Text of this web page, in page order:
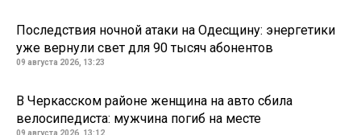
Последствия ночной атаки на Одесщину: энергетики
уже вернули свет для 90 тысяч абонентов
09 августа 2026, 13:23
В Черкасском районе женщина на авто сбила
велосипедиста: мужчина погиб на месте
09 августа 2026, 13:12